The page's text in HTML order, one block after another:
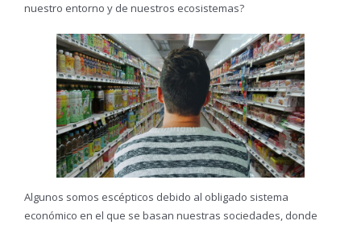
nuestro entorno y de nuestros ecosistemas?
Algunos somos escépticos debido al obligado sistema
económico en el que se basan nuestras sociedades, donde